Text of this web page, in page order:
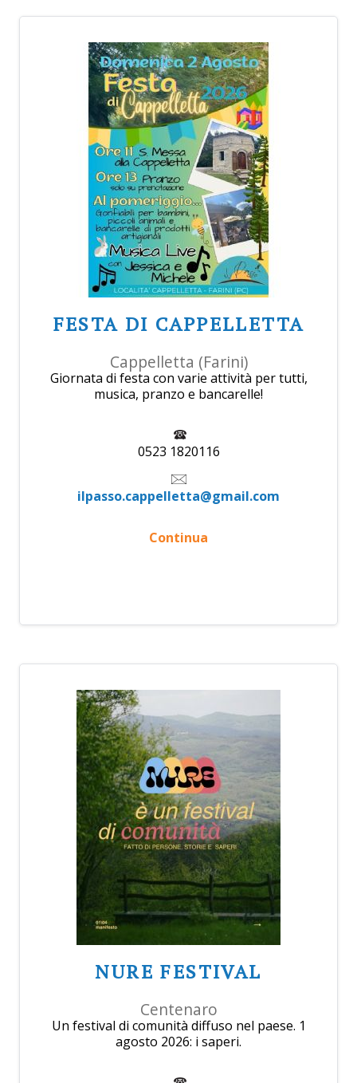
FESTA DI CAPPELLETTA
Cappelletta (Farini)
Giornata di festa con varie attività per tutti,
musica, pranzo e bancarelle!
0523 1820116
ilpasso.cappelletta@gmail.com
Continua
NURE FESTIVAL
Centenaro
Un festival di comunità diffuso nel paese. 1
agosto 2026: i saperi.